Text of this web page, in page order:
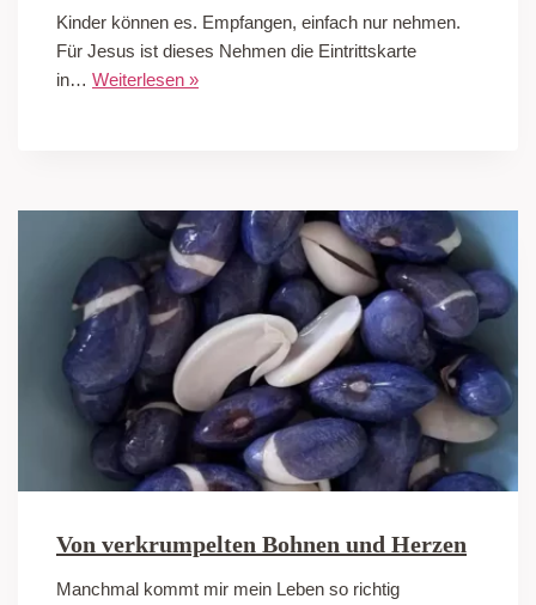
Kinder können es. Empfangen, einfach nur nehmen.
Für Jesus ist dieses Nehmen die Eintrittskarte
in… Weiterlesen »
Von verkrumpelten Bohnen und Herzen
Manchmal kommt mir mein Leben so richtig